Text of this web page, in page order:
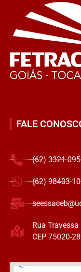
FALE
(62) 3321-
(62) 98403-
Rua
CEP 75020-